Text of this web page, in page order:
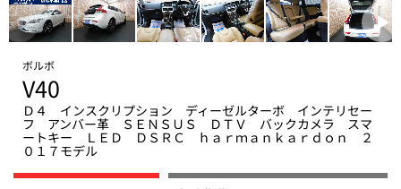
ボルボ
V40
Ｄ４ インスクリプション ディーゼルターボ インテリセー
フ アンバー革 ＳＥＮＳＵＳ ＤＴＶ バックカメラ スマ
ートキー ＬＥＤ ＤＳＲＣ ｈａｒｍａｎｋａｒｄｏｎ ２
０１７モデル